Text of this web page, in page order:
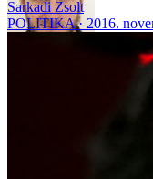
Sarkadi Zsolt
POLITIKA
2016.